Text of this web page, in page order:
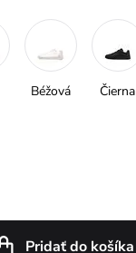
Béžová Čierna
Pridať do košíka